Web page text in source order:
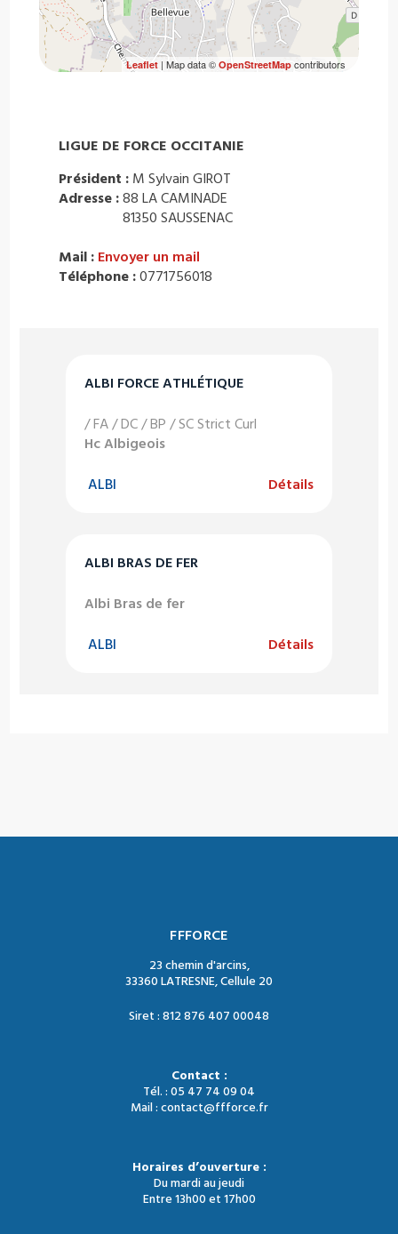
ALBI FORCE ATHLÉTIQUE
/ FA / DC / BP / SC Strict Curl
Hc Albigeois
ALBI Détails
ALBI BRAS DE FER
Albi Bras de fer
ALBI Détails
Leaflet| Map data © OpenStreetMapcontributors
LIGUE DE FORCE OCCITANIE
Président : M Sylvain GIROT
Adresse :88 LA CAMINADE
81350 SAUSSENAC
Mail : Envoyer un mail
Téléphone :0771756018
FFFORCE
23 chemin d'arcins,
33360 LATRESNE, Cellule 20
Siret : 812 876 407 00048
Contact :
Tél. : 05 47 74 09 04
Mail : contact@ffforce.fr
Horaires d’ouverture :
Du mardi au jeudi
Entre 13h00 et 17h00